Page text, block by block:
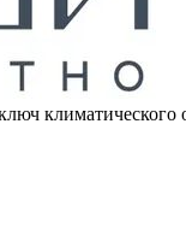
климатического